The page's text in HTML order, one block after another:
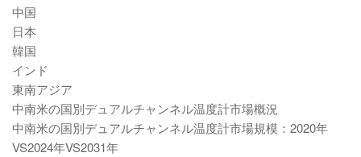
中国
日本
韓国
インド
東南アジア
中南米の国別デュアルチャンネル温度計市場概況
中南米の国別デュアルチャンネル温度計市場規模：2020年
VS2024年VS2031年